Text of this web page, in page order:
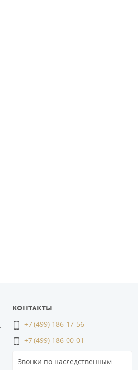
КОНТАКТЫ
+7 (499) 186-17-56
+7 (499) 186-00-01
Звонки по наследственным